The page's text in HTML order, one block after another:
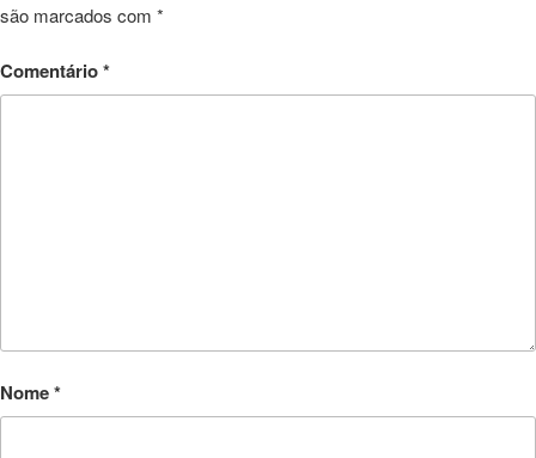
são marcados com *
Comentário*
Nome*